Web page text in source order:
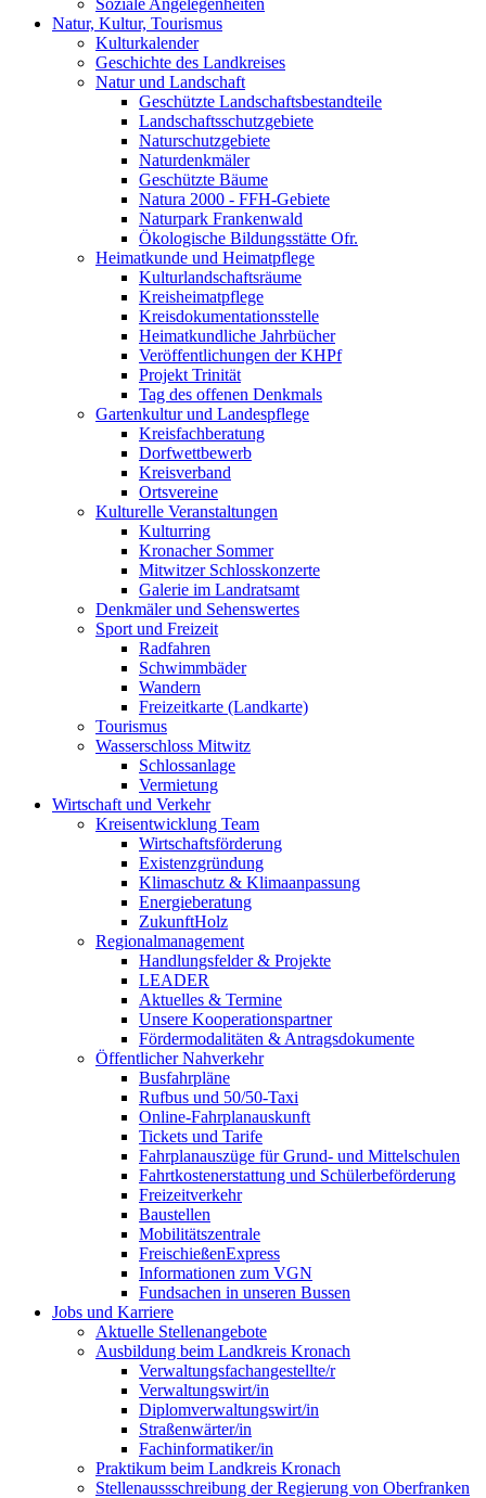
Soziale Angelegenheiten
Natur, Kultur, Tourismus
Kulturkalender
Geschichte des Landkreises
Natur und Landschaft
Geschützte Landschaftsbestandteile
Landschaftsschutzgebiete
Naturschutzgebiete
Naturdenkmäler
Geschützte Bäume
Natura 2000 - FFH-Gebiete
Naturpark Frankenwald
Ökologische Bildungsstätte Ofr.
Heimatkunde und Heimatpflege
Kulturlandschaftsräume
Kreisheimatpflege
Kreisdokumentationsstelle
Heimatkundliche Jahrbücher
Veröffentlichungen der KHPf
Projekt Trinität
Tag des offenen Denkmals
Gartenkultur und Landespflege
Kreisfachberatung
Dorfwettbewerb
Kreisverband
Ortsvereine
Kulturelle Veranstaltungen
Kulturring
Kronacher Sommer
Mitwitzer Schlosskonzerte
Galerie im Landratsamt
Denkmäler und Sehenswertes
Sport und Freizeit
Radfahren
Schwimmbäder
Wandern
Freizeitkarte (Landkarte)
Tourismus
Wasserschloss Mitwitz
Schlossanlage
Vermietung
Wirtschaft und Verkehr
Kreisentwicklung Team
Wirtschaftsförderung
Existenzgründung
Klimaschutz & Klimaanpassung
Energieberatung
ZukunftHolz
Regionalmanagement
Handlungsfelder & Projekte
LEADER
Aktuelles & Termine
Unsere Kooperationspartner
Fördermodalitäten & Antragsdokumente
Öffentlicher Nahverkehr
Busfahrpläne
Rufbus und 50/50-Taxi
Online-Fahrplanauskunft
Tickets und Tarife
Fahrplanauszüge für Grund- und Mittelschulen
Fahrtkostenerstattung und Schülerbeförderung
Freizeitverkehr
Baustellen
Mobilitätszentrale
FreischießenExpress
Informationen zum VGN
Fundsachen in unseren Bussen
Jobs und Karriere
Aktuelle Stellenangebote
Ausbildung beim Landkreis Kronach
Verwaltungsfachangestellte/r
Verwaltungswirt/in
Diplomverwaltungswirt/in
Straßenwärter/in
Fachinformatiker/in
Praktikum beim Landkreis Kronach
Stellenaussschreibung der Regierung von Oberfranken